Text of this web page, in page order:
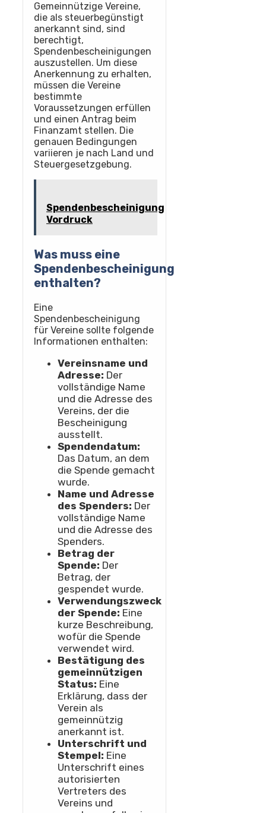
Gemeinnützige Vereine,
die als steuerbegünstigt
anerkannt sind, sind
berechtigt,
Spendenbescheinigungen
auszustellen. Um diese
Anerkennung zu erhalten,
müssen die Vereine
bestimmte
Voraussetzungen erfüllen
und einen Antrag beim
Finanzamt stellen. Die
genauen Bedingungen
variieren je nach Land und
Steuergesetzgebung.
Spendenbescheinigung
Vordruck
Was muss eine
Spendenbescheinigung
enthalten?
Eine
Spendenbescheinigung
für Vereine sollte folgende
Informationen enthalten:
Vereinsname und
Adresse: Der
vollständige Name
und die Adresse des
Vereins, der die
Bescheinigung
ausstellt.
Spendendatum:
Das Datum, an dem
die Spende gemacht
wurde.
Name und Adresse
des Spenders: Der
vollständige Name
und die Adresse des
Spenders.
Betrag der
Spende: Der
Betrag, der
gespendet wurde.
Verwendungszweck
der Spende: Eine
kurze Beschreibung,
wofür die Spende
verwendet wird.
Bestätigung des
gemeinnützigen
Status: Eine
Erklärung, dass der
Verein als
gemeinnützig
anerkannt ist.
Unterschrift und
Stempel: Eine
Unterschrift eines
autorisierten
Vertreters des
Vereins und